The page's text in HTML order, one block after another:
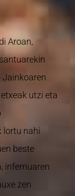
Aroan,
Jainkoaren
utzi eta
lortu nahi
beste
infernuaren
zen